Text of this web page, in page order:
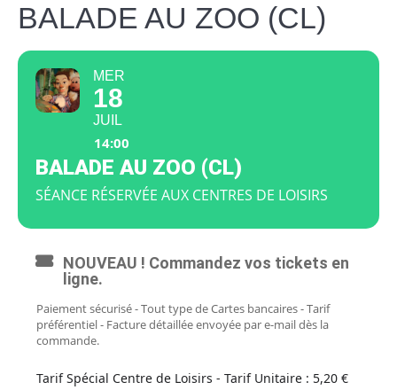
BALADE AU ZOO (CL)
MER
18
JUIL
14:00
BALADE AU ZOO (CL)
SÉANCE RÉSERVÉE AUX CENTRES DE LOISIRS
NOUVEAU ! Commandez vos tickets en
ligne.
Paiement sécurisé - Tout type de Cartes bancaires - Tarif
préférentiel - Facture détaillée envoyée par e-mail dès la
commande.
Tarif Spécial Centre de Loisirs - Tarif Unitaire : 5,20 €